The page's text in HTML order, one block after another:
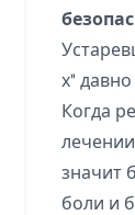
х"
Когда
значит
боли и